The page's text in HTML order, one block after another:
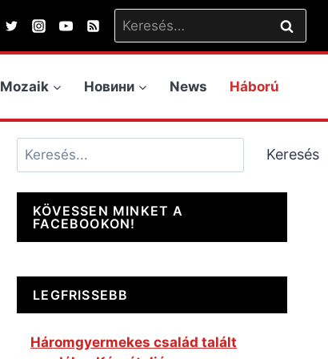
Keresés:
Mozaik Новини News Háború
Keresés Keresés
KÖVESSEN MINKET A
FACEBOOKON!
LEGFRISSEBB
Háromgyermekes család talált